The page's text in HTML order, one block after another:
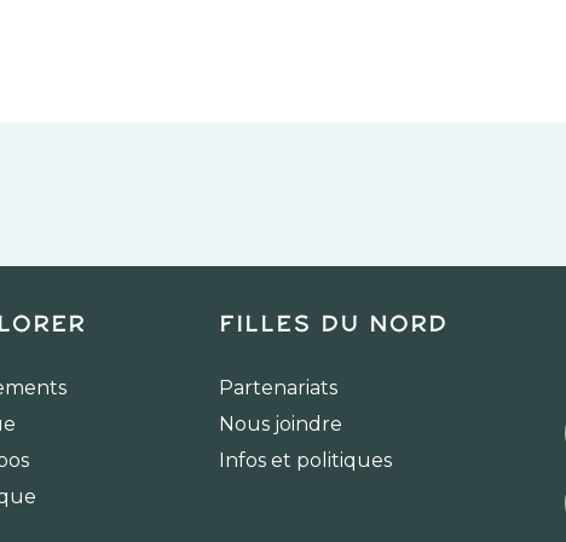
Filles du Nord
Partenariats
Nous joindre
Infos et politiques